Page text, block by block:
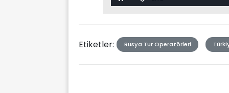
Etiketler: Rusya Tur Operatörleri